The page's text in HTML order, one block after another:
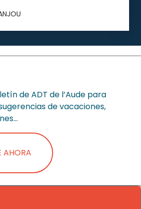
de ADT de l’Aude para
de vacaciones,
AHORA